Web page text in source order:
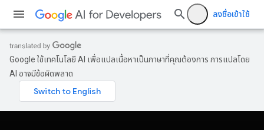
ลงชื่อเข้าใช้
Google ใช้เทคโนโลยี AI เพื่อแปลเนื้อหาเป็นภาษาที่คุณต้องการ การแปลโดย
AI อาจมีข้อผิดพลาด